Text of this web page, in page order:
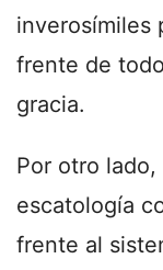
inverosímiles
frente de
gracia.
Por otro
escatología
frente al